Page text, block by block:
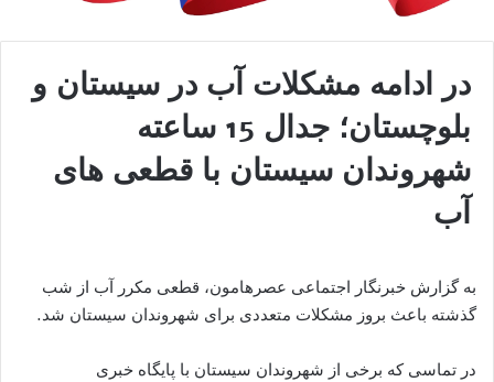
در ادامه مشکلات آب در سیستان و
بلوچستان؛ جدال 15 ساعته
شهروندان سیستان با قطعی های
آب
به گزارش خبرنگار اجتماعی عصرهامون، قطعی مکرر آب از شب
گذشته باعث بروز مشکلات متعددی برای شهروندان سیستان شد.
در تماسی که برخی از شهروندان سیستان با پایگاه خبری